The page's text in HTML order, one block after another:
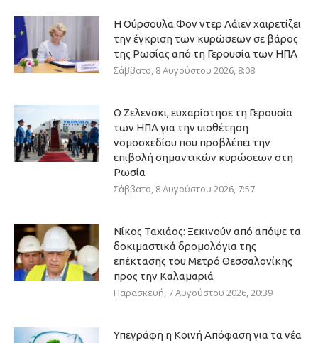
Η Ούρσουλα Φον ντερ Λάιεν χαιρετίζει
την έγκριση των κυρώσεων σε βάρος
της Ρωσίας από τη Γερουσία των ΗΠΑ
Σάββατο, 8 Αυγούστου 2026, 8:08
Ο Ζελενσκι, ευχαρίστησε τη Γερουσία
των ΗΠΑ για την υιοθέτηση
νομοσχεδίου που προβλέπει την
επιβολή σημαντικών κυρώσεων στη
Ρωσία
Σάββατο, 8 Αυγούστου 2026, 7:57
Νίκος Ταχιάος: Ξεκινούν από απόψε τα
δοκιμαστικά δρομολόγια της
επέκτασης του Μετρό Θεσσαλονίκης
προς την Καλαμαριά
Παρασκευή, 7 Αυγούστου 2026, 20:39
Υπεγράφη η Κοινή Απόφαση για τα νέα